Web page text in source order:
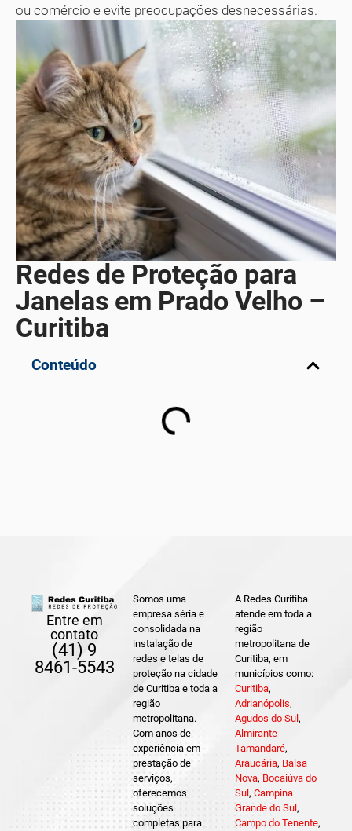
ou comércio e evite preocupações desnecessárias.
Redes de Proteção para
Janelas em Prado Velho –
Curitiba
Conteúdo
Entre em
contato
(41) 9
8461-5543
Somos uma
empresa séria e
consolidada na
instalação de
redes e telas de
proteção na cidade
de Curitiba e toda a
região
metropolitana.
Com anos de
experiência em
prestação de
serviços,
oferecemos
soluções
completas para
A Redes Curitiba
atende em toda a
região
metropolitana de
Curitiba, em
municípios como:
Curitiba,
Adrianópolis,
Agudos do Sul ,
Almirante
Tamandaré,
Araucária, Balsa
Nova, Bocaiúva do
Sul , Campina
Grande do Sul ,
Campo do Tenente,